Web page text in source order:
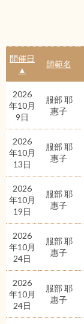
開催日
▲
師範名
2026
年10月
9日
服部 耶
惠子
2026
年10月
13日
服部 耶
惠子
2026
年10月
19日
服部 耶
惠子
2026
年10月
24日
服部 耶
惠子
2026
年10月
24日
服部 耶
惠子